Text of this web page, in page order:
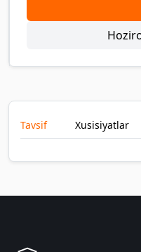
Tavsif Xusisiyatlar